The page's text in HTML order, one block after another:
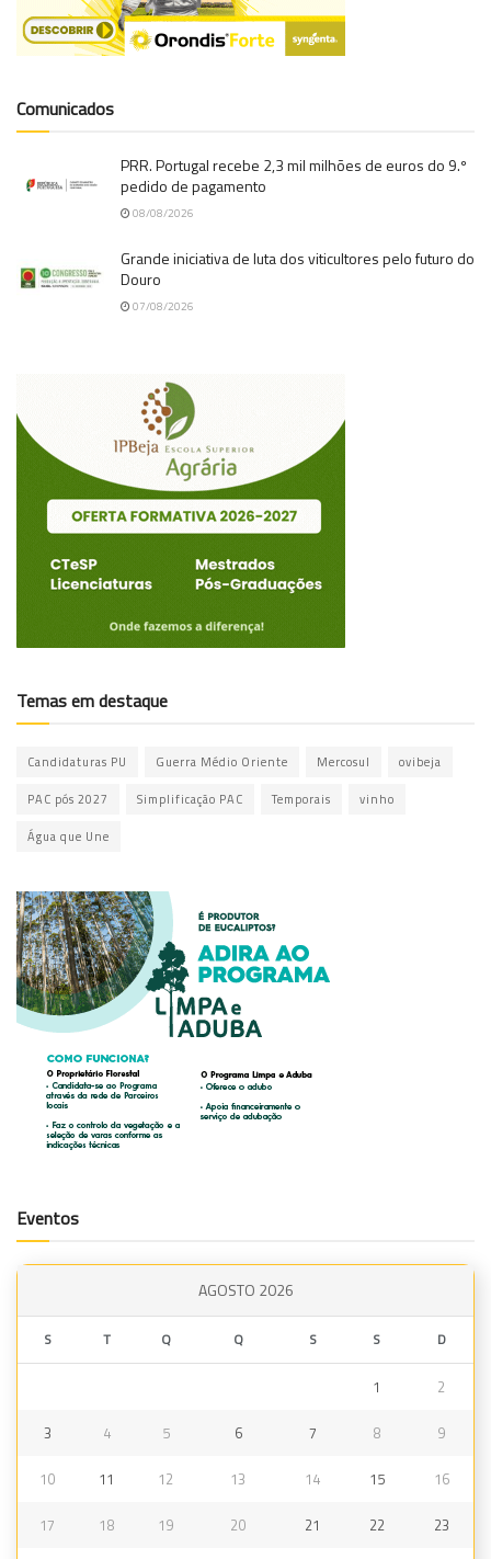
Comunicados
PRR. Portugal recebe 2,3 mil milhões de euros do 9.º
pedido de pagamento
08/08/2026
Grande iniciativa de luta dos viticultores pelo futuro do
Douro
07/08/2026
Temas em destaque
Candidaturas PU Guerra Médio Oriente Mercosul ovibeja
PAC pós 2027 Simplificação PAC Temporais vinho
Água que Une
Eventos
AGOSTO 2026
S T Q Q S S D
1 2
3 4 5 6 7 8 9
10 11 12 13 14 15 16
17 18 19 20 21 22 23